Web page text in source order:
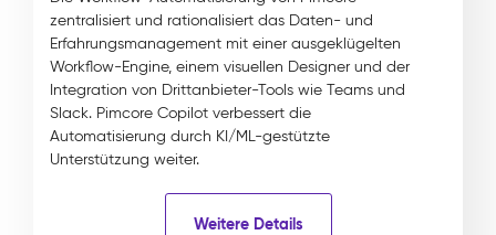
zentralisiert und rationalisiert das Daten- und
Erfahrungsmanagement mit einer ausgeklügelten
Workflow-Engine, einem visuellen Designer und der
Integration von Drittanbieter-Tools wie Teams und
Slack. Pimcore Copilot verbessert die
Automatisierung durch KI/ML-gestützte
Unterstützung weiter.
Weitere Details